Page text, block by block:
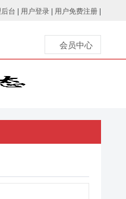
台 | 用户登录 | 用户免费注册 |
会员中心